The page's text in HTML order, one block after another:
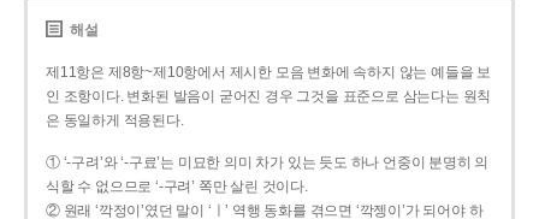
해설
제11항은 제8항~제10항에서 제시한 모음 변화에 속하지 않는 예들을 보
인 조항이다. 변화된 발음이 굳어진 경우 그것을 표준으로 삼는다는 원칙
은 동일하게 적용된다.
① ‘-구려’와 ‘-구료’는 미묘한 의미 차가 있는 듯도 하나 언중이 분명히 의
식할 수 없으므로 ‘-구려’ 쪽만 살린 것이다.
② 원래 ‘깍정이’였던 말이 ‘ㅣ’ 역행 동화를 겪으면 ‘깍젱이’가 되어야 하